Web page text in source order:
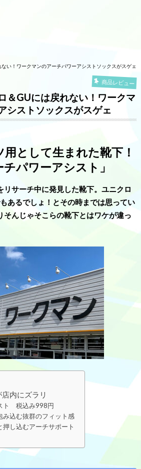
ない！ワークマンのアーチパワーアシストソックスがスゲェ
商品レビュー
＆GUには戻れない！ワークマ
シストソックスがスゲェ
として生まれた靴下！
パワーアシスト」
リサーチ中に発見した靴下。ユニクロ
あるでしょ！とその時までは思ってい
そんじゃそこらの靴下とはワケが違っ
内にズラリ
ト 税込み998円
込む抜群のフィット感
し込むアーチサポート